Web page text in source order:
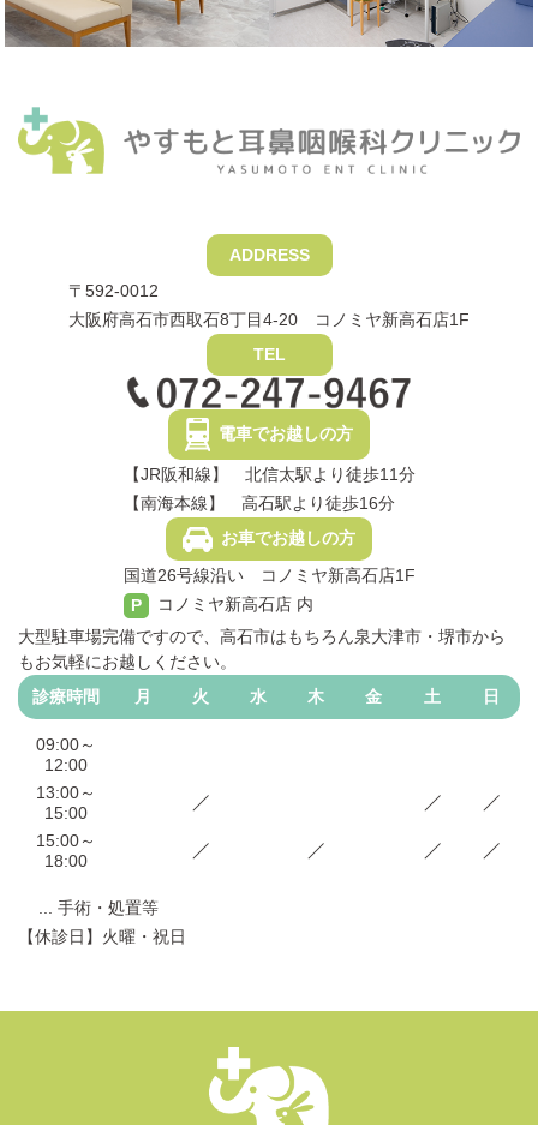
ADDRESS
〒592-0012
大阪府高石市西取石8丁目4-20 コノミヤ新高石店1F
TEL
電車でお越しの方
【JR阪和線】 北信太駅より徒歩11分
【南海本線】 高石駅より徒歩16分
お車でお越しの方
国道26号線沿い コノミヤ新高石店1F
P
コノミヤ新高石店 内
大型駐車場完備ですので、高石市はもちろん泉大津市・堺市から
もお気軽にお越しください。
診療時間
月 火 水 木 金 土 日
09:00～
12:00
13:00～
15:00
15:00～
18:00
... 手術・処置等
【休診日】火曜・祝日